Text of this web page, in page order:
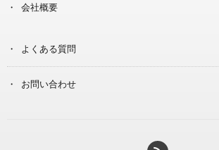
会社概要
よくある質問
お問い合わせ